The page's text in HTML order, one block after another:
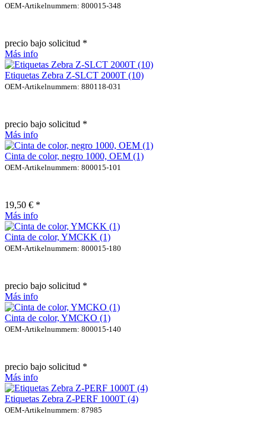
OEM-Artikelnummern: 800015-348
precio bajo solicitud *
Más info
Etiquetas Zebra Z-SLCT 2000T (10)
OEM-Artikelnummern: 880118-031
precio bajo solicitud *
Más info
Cinta de color, negro 1000, OEM (1)
OEM-Artikelnummern: 800015-101
19,50 € *
Más info
Cinta de color, YMCKK (1)
OEM-Artikelnummern: 800015-180
precio bajo solicitud *
Más info
Cinta de color, YMCKO (1)
OEM-Artikelnummern: 800015-140
precio bajo solicitud *
Más info
Etiquetas Zebra Z-PERF 1000T (4)
OEM-Artikelnummern: 87985